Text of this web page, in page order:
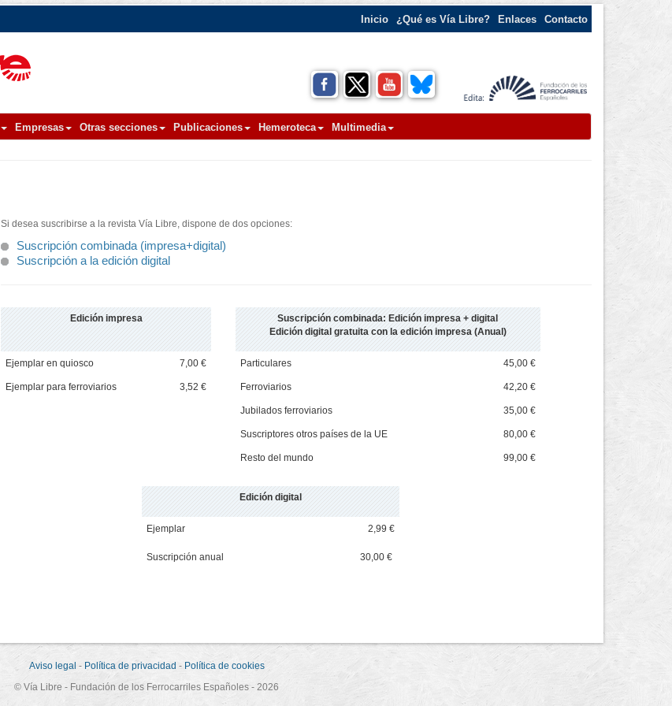
Inicio ¿Qué es Vía Libre? Enlaces Contacto
Empresas Otras secciones Publicaciones Hemeroteca Multimedia
Si desea suscribirse a la revista Vía Libre, dispone de dos opciones:
Suscripción combinada (impresa+digital)
Suscripción a la edición digital
Edición impresa
Ejemplar en quiosco 7,00 €
Ejemplar para ferroviarios 3,52 €
Suscripción combinada: Edición impresa + digital
Edición digital gratuita con la edición impresa (Anual)
Particulares 45,00 €
Ferroviarios 42,20 €
Jubilados ferroviarios 35,00 €
Suscriptores otros países de la UE 80,00 €
Resto del mundo 99,00 €
Edición digital
Ejemplar 2,99 €
Suscripción anual 30,00 €
Aviso legal - Política de privacidad - Política de cookies
© Vía Libre - Fundación de los Ferrocarriles Españoles - 2026